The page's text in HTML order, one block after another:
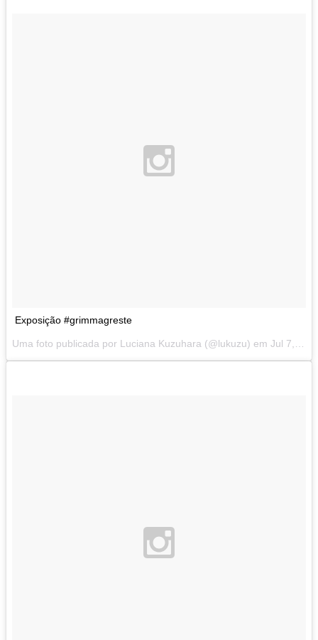
Exposição #grimmagreste
Uma foto publicada por Luciana Kuzuhara (@lukuzu) em Jul 7, 2014 at 2:09 PDT